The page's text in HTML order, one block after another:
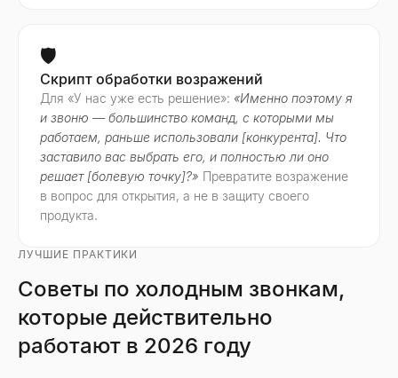
🛡️
Скрипт обработки возражений
Для «У нас уже есть решение»: «Именно поэтому я
и звоню — большинство команд, с которыми мы
работаем, раньше использовали [конкурента]. Что
заставило вас выбрать его, и полностью ли оно
решает [болевую точку]?» Превратите возражение
в вопрос для открытия, а не в защиту своего
продукта.
ЛУЧШИЕ ПРАКТИКИ
Советы по холодным звонкам,
которые действительно
работают в 2026 году